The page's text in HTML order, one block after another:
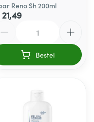
Reno Sh 200ml
Bestel